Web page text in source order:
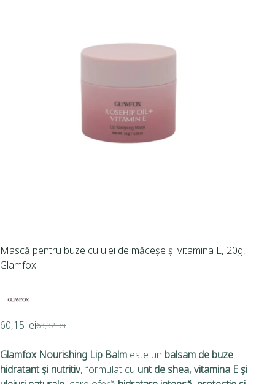
Mască pentru buze cu ulei de măceșe și vitamina E, 20g,
Glamfox
63,32lei
60,15 lei
Glamfox Nourishing Lip Balm este un balsam de buze
hidratant și nutritiv, formulat cu unt de shea, vitamina E și